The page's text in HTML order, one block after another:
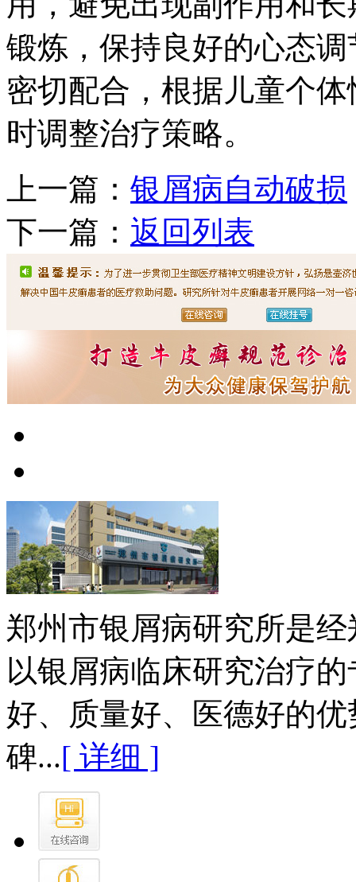
锻炼，保持良好的心态
密切配合，根据儿童个
时调整治疗策略。
上一篇： 银屑病自动破损
下一篇： 返回列表
郑州市银屑病研究所是
以银屑病临床研究治疗
好、质量好、医德好的
碑...[ 详细 ]